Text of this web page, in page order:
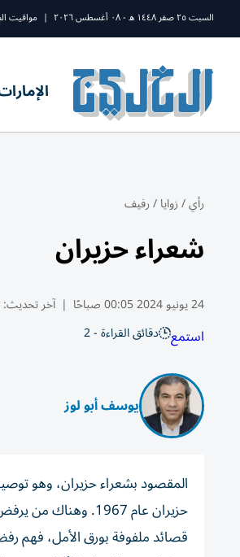
السبت ٢٥ صفر ١٤٤٨ ه - ٠٨ أغسطس ٢٠٢٦ | مواقيت
رأي/زوايا/رفيف
شعراء حزيران
24 يونيو 2024 00:05 صباحًا | آخر تحديث:
استمع دقائق القراءة - 2
يوسف أبو لوز
المقصود بشعراء حزيران، وهو
حزيران عام 1967.
قصائد ملفوفة بورق الأمل، فهم